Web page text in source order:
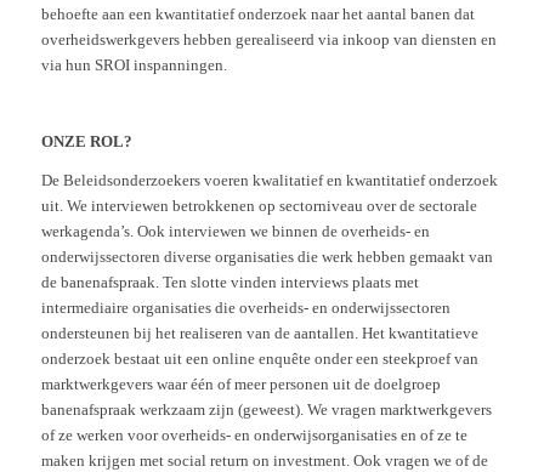
behoefte aan een kwantitatief onderzoek naar het aantal banen dat
overheidswerkgevers hebben gerealiseerd via inkoop van diensten en
via hun SROI inspanningen.
ONZE ROL?
De Beleidsonderzoekers voeren kwalitatief en kwantitatief onderzoek
uit. We interviewen betrokkenen op sectorniveau over de sectorale
werkagenda’s. Ook interviewen we binnen de overheids- en
onderwijssectoren diverse organisaties die werk hebben gemaakt van
de banenafspraak. Ten slotte vinden interviews plaats met
intermediaire organisaties die overheids- en onderwijssectoren
ondersteunen bij het realiseren van de aantallen. Het kwantitatieve
onderzoek bestaat uit een online enquête onder een steekproef van
marktwerkgevers waar één of meer personen uit de doelgroep
banenafspraak werkzaam zijn (geweest). We vragen marktwerkgevers
of ze werken voor overheids- en onderwijsorganisaties en of ze te
maken krijgen met social return on investment. Ook vragen we of de